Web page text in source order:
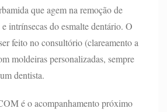
que agem na remoção de
intrínsecas do esmalte dentário. O
feito no consultório (clareamento a
moldeiras personalizadas, sempre
dentista.
é o acompanhamento próximo